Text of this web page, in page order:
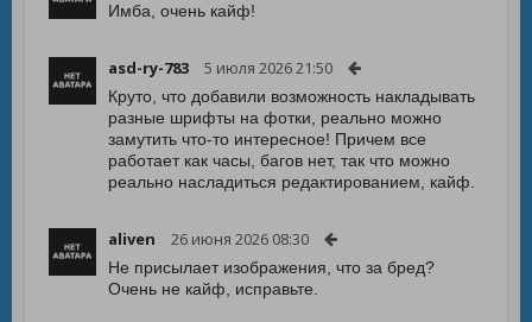
Имба, очень кайф!
asd-ry-783 5 июля 2026 21:50
Круто, что добавили возможность накладывать
разные шрифты на фотки, реально можно
замутить что-то интересное! Причем все
работает как часы, багов нет, так что можно
реально насладиться редактированием, кайф.
aliven 26 июня 2026 08:30
Не присылает изображения, что за бред?
Очень не кайф, исправьте.